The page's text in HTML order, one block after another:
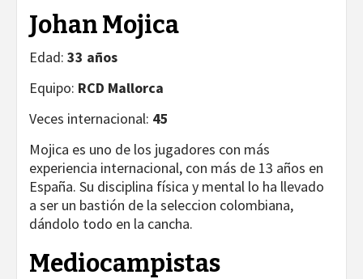
Johan Mojica
Edad: 33 años
Equipo: RCD Mallorca
Veces internacional: 45
Mojica es uno de los jugadores con más
experiencia internacional, con más de 13 años en
España. Su disciplina física y mental lo ha llevado
a ser un bastión de la seleccion colombiana,
dándolo todo en la cancha.
Mediocampistas